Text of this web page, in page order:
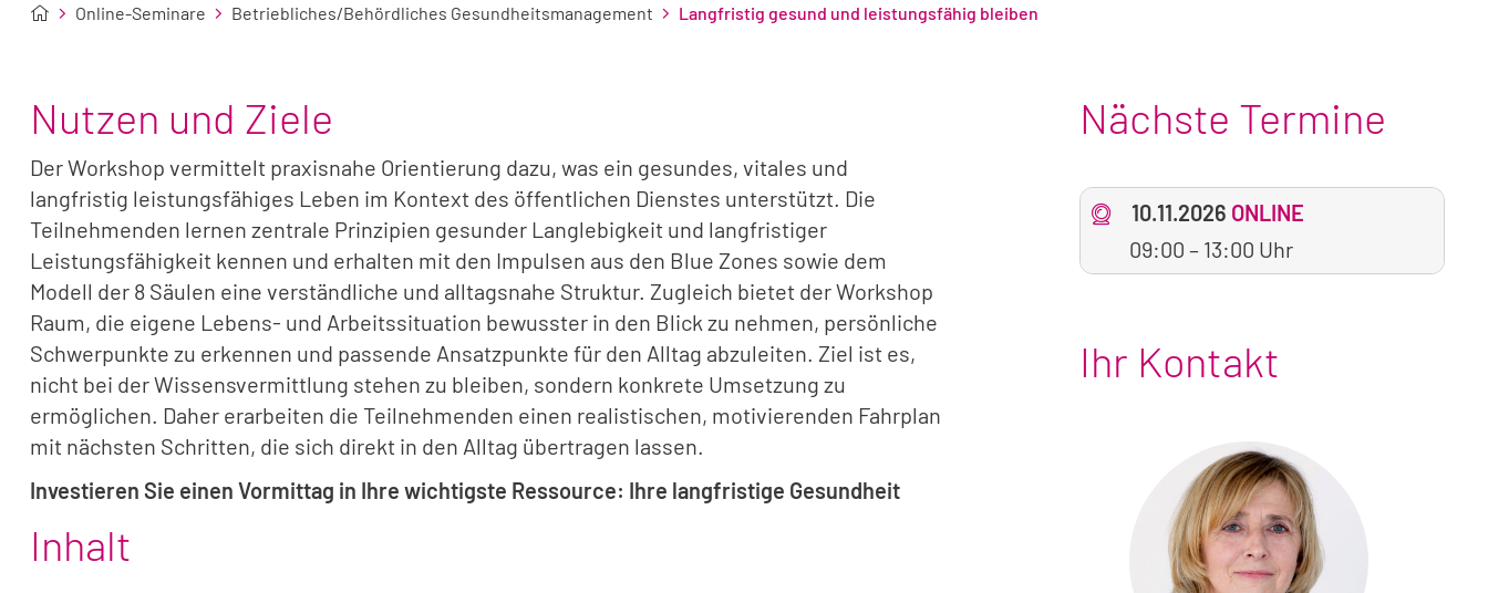
Online-Seminare Betriebliches/Behördliches Gesundheitsmanagement Langfristig gesund und leistungsfähig bleiben
Nutzen und Ziele
Der Workshop vermittelt praxisnahe Orientierung dazu, was ein gesundes, vitales und
langfristig leistungsfähiges Leben im Kontext des öffentlichen Dienstes unterstützt. Die
Teilnehmenden lernen zentrale Prinzipien gesunder Langlebigkeit und langfristiger
Leistungsfähigkeit kennen und erhalten mit den Impulsen aus den Blue Zones sowie dem
Modell der 8 Säulen eine verständliche und alltagsnahe Struktur. Zugleich bietet der Workshop
Raum, die eigene Lebens- und Arbeitssituation bewusster in den Blick zu nehmen, persönliche
Schwerpunkte zu erkennen und passende Ansatzpunkte für den Alltag abzuleiten. Ziel ist es,
nicht bei der Wissensvermittlung stehen zu bleiben, sondern konkrete Umsetzung zu
ermöglichen. Daher erarbeiten die Teilnehmenden einen realistischen, motivierenden Fahrplan
mit nächsten Schritten, die sich direkt in den Alltag übertragen lassen.
Investieren Sie einen Vormittag in Ihre wichtigste Ressource: Ihre langfristige Gesundheit
Inhalt
Nächste Termine
10.11.2026 ONLINE
09:00– 13:00 Uhr
Ihr Kontakt
Foto
von
Sabine
Franke